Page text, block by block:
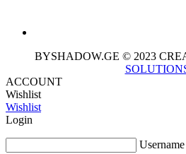
BYSHADOW.GE © 2023
ACCOUNT
Wishlist
Wishlist
Login